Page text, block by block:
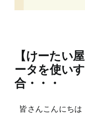
【けーたい
ータを使い
合・・・
皆さんこんにちは